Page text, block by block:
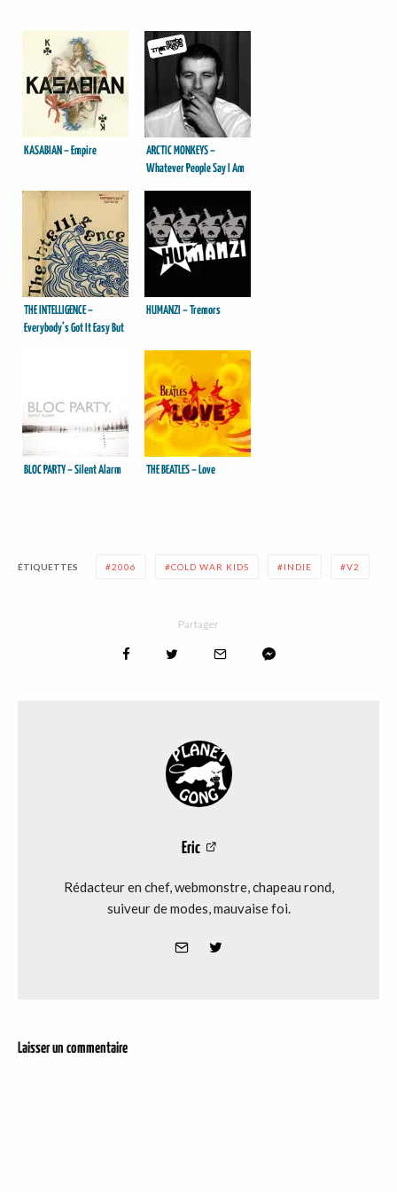
KASABIAN – Empire
ARCTIC MONKEYS –
Whatever People Say I Am
THE INTELLIGENCE –
Everybody’s Got It Easy But
HUMANZI – Tremors
BLOC PARTY – Silent Alarm THE BEATLES – Love
ÉTIQUETTES 2006 COLD WAR KIDS INDIE V2
Partager
Eric
Rédacteur en chef, webmonstre, chapeau rond,
suiveur de modes, mauvaise foi.
Laisser un commentaire